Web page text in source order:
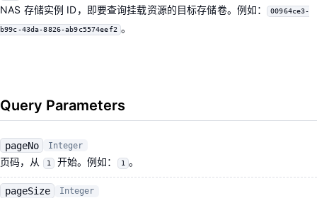
NAS 存储实例 ID，即要查询挂载资源的目标存储卷。例如： 00964ce3-
b99c-43da-8826-ab9c5574eef2 。
Query Parameters
pageNo Integer
页码，从 1 开始。例如： 1 。
pageSize Integer